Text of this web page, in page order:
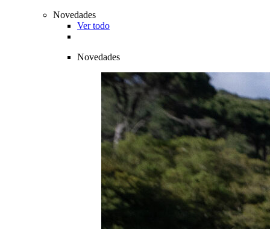
Novedades
Ver todo
Novedades